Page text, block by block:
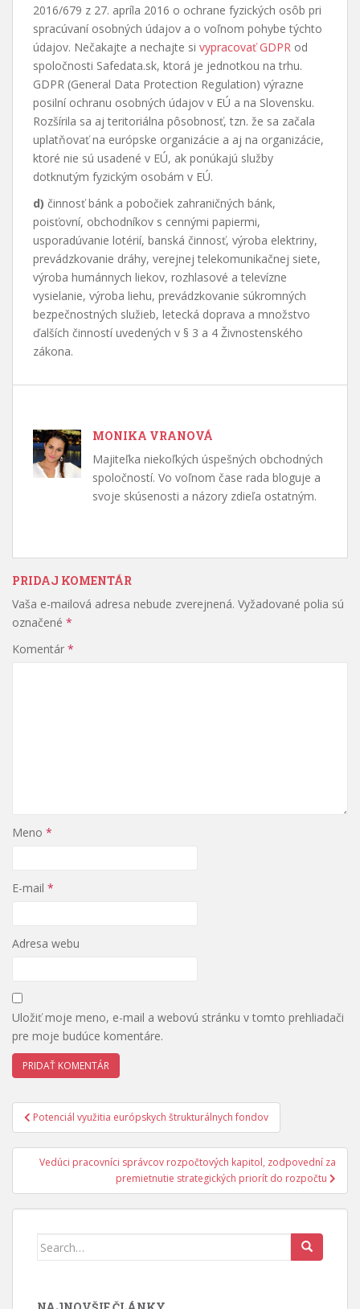
2016/679 z 27. apríla 2016 o ochrane fyzických osôb pri
spracúvaní osobných údajov a o voľnom pohybe týchto
údajov. Nečakajte a nechajte si vypracovať GDPR od
spoločnosti Safedata.sk, ktorá je jednotkou na trhu.
GDPR (General Data Protection Regulation) výrazne
posilní ochranu osobných údajov v EÚ a na Slovensku.
Rozšírila sa aj teritoriálna pôsobnosť, tzn. že sa začala
uplatňovať na európske organizácie a aj na organizácie,
ktoré nie sú usadené v EÚ, ak ponúkajú služby
dotknutým fyzickým osobám v EÚ.
d) činnosť bánk a pobočiek zahraničných bánk,
poisťovní, obchodníkov s cennými papiermi,
usporadúvanie lotérií, banská činnosť, výroba elektriny,
prevádzkovanie dráhy, verejnej telekomunikačnej siete,
výroba humánnych liekov, rozhlasové a televízne
vysielanie, výroba liehu, prevádzkovanie súkromných
bezpečnostných služieb, letecká doprava a množstvo
ďalších činností uvedených v § 3 a 4 Živnostenského
zákona.
MONIKA VRANOVÁ
Majiteľka niekoľkých úspešných obchodných
spoločností. Vo voľnom čase rada bloguje a
svoje skúsenosti a názory zdieľa ostatným.
PRIDAJ KOMENTÁR
Vaša e-mailová adresa nebude zverejnená. Vyžadované polia sú
označené *
Komentár *
Meno *
E-mail *
Adresa webu
Uložiť moje meno, e-mail a webovú stránku v tomto prehliadači
pre moje budúce komentáre.
Navigácia
v
článku
Potenciál využitia európskych štrukturálnych fondov
Vedúci pracovníci správcov rozpočtových kapitol, zodpovední za
premietnutie strategických priorít do rozpočtu
Search